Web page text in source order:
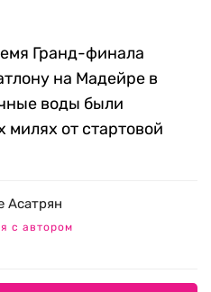
Гранд-финала
на Мадейре в
воды были
милях от стартовой
Асатрян
с автором